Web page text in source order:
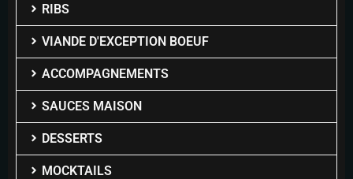
RIBS
VIANDE D'EXCEPTION BOEUF
ACCOMPAGNEMENTS
SAUCES MAISON
DESSERTS
MOCKTAILS